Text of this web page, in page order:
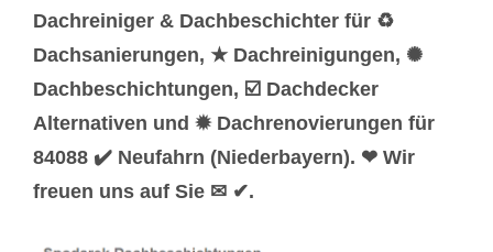
Dachreiniger & Dachbeschichter für ♻
Dachsanierungen, ★ Dachreinigungen, ✺
Dachbeschichtungen, ☑️ Dachdecker
Alternativen und ✹ Dachrenovierungen für
84088 ✔️ Neufahrn (Niederbayern). ❤ Wir
freuen uns auf Sie ✉ ✔.